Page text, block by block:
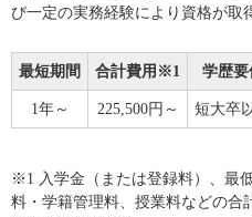
び一定の実務経験により資格が取
最短期間 合計費用 ※1 学歴要
1年～ 225,500円～ 短大卒
※1 入学金（または登録料）、最
料・学籍管理料、授業料などの合